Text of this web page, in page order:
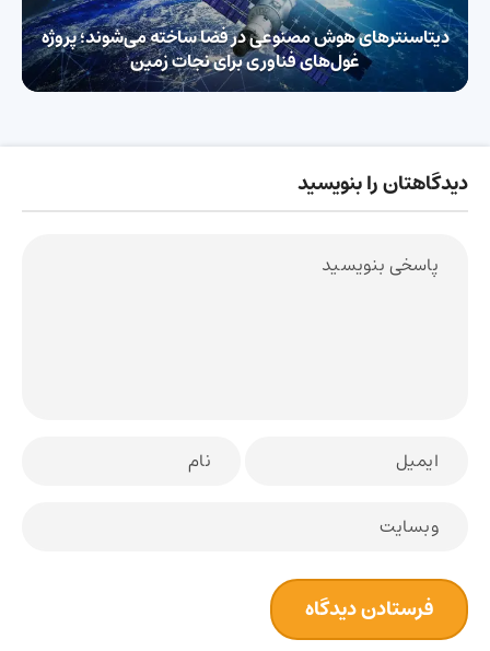
دیتاسنترهای هوش مصنوعی در فضا ساخته می‌شوند؛ پروژه
غول‌های فناوری برای نجات زمین
دیدگاهتان را بنویسید